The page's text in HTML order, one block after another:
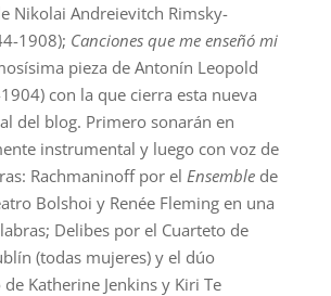
Nikolai Andreievitch Rimsky-
1908); Canciones que me enseñó mi
pieza de Antonín Leopold
con la que cierra esta nueva
del blog. Primero sonarán en
instrumental y luego con voz de
Rachmaninoff por el Ensemblede
Bolshoi y Renée Fleming en una
Delibes por el Cuarteto de
(todas mujeres) y el dúo
Katherine Jenkins y Kiri Te